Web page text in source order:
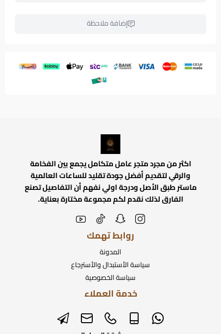
إضافة ملاحظة
اكثر من مجرد متجر عامل متكامل يجمع بين الفخامة
والرقي لتقديم أفضل جودة تقليد للساعات العالمية
ماستر طبق الأصل ودرجة اولي نفهم أن التفاصيل تصنع
الفارق لذلك نقدم لكم مجموعة مختارة بعناية.
روابط تهمك
المدونة
سياسة الأستبدال والأسترجاع
سياسة الخصوصية
خدمة العملاء